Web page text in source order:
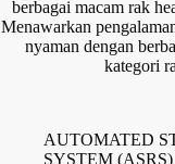
berbagai macam rak
Menawarkan
nyaman dengan
kategori
AUTOMATED
SYSTEM (ASRS)